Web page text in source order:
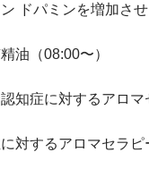
ドパミンを増加さ
油（08:00〜）
知症に対するアロマ
対するアロマセラピ